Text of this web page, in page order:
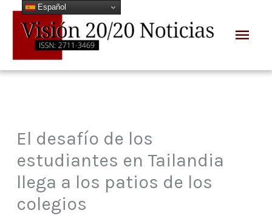
contenido
El desafío de los
estudiantes en Tailandia
llega a los patios de los
colegios
Español